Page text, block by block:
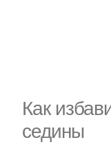
Как
седины